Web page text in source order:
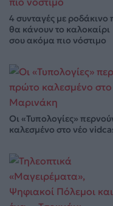
4 συνταγές με ροδάκινο
θα κάνουν το καλοκαίρι
σου ακόμα πιο νόστιμο
Οι «Τυπολογίες»
καλεσμένο στο νέο